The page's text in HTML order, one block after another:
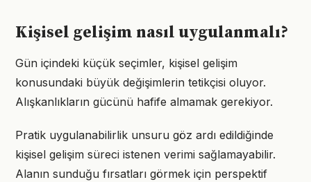
Kişisel gelişim nasıl uygulanmalı?
Gün içindeki küçük seçimler, kişisel gelişim
konusundaki büyük değişimlerin tetikçisi oluyor.
Alışkanlıkların gücünü hafife almamak gerekiyor.
Pratik uygulanabilirlik unsuru göz ardı edildiğinde
kişisel gelişim süreci istenen verimi sağlamayabilir.
Alanın sunduğu fırsatları görmek için perspektif